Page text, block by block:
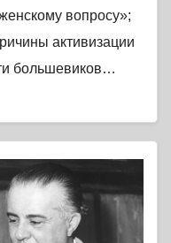
вопросу»;
активизации
большевиков…